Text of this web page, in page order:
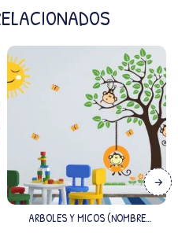
ARBOLES Y MICOS (NOMBRE